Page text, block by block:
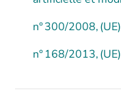
n° 300/2008,
n° 168/2013,